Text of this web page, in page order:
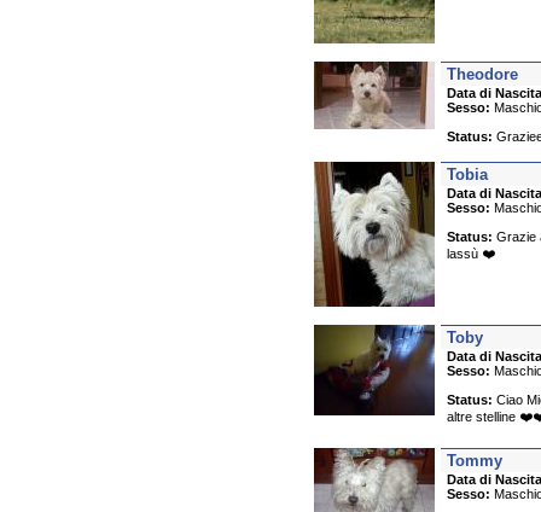
Theodore
Data di
Sesso:
Status:
Tobia
Data di
Sesso:
Status: Grazie
lassù ❤️
Toby
Data di
Sesso:
Status: Ciao
altre stelline
Tommy
Data di
Sesso: